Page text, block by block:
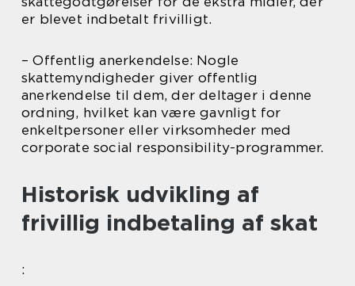
er blevet indbetalt frivilligt.
– Offentlig anerkendelse: Nogle
skattemyndigheder giver offentlig
anerkendelse til dem, der deltager i denne
ordning, hvilket kan være gavnligt for
enkeltpersoner eller virksomheder med
corporate social responsibility-programmer.
Historisk udvikling af
frivillig indbetaling af skat
: